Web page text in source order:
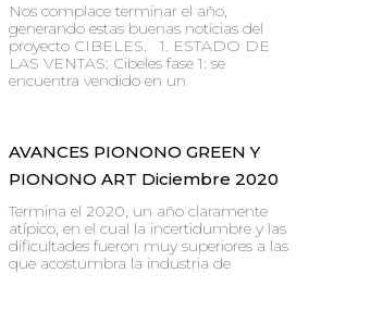
Nos complace terminar el año,
generando estas buenas noticias del
proyecto CIBELES. 1. ESTADO DE
LAS VENTAS: Cibeles fase 1: se
encuentra vendido en un
AVANCES PIONONO GREEN Y
PIONONO ART Diciembre 2020
Termina el 2020, un año claramente
atípico, en el cual la incertidumbre y las
dificultades fueron muy superiores a las
que acostumbra la industria de